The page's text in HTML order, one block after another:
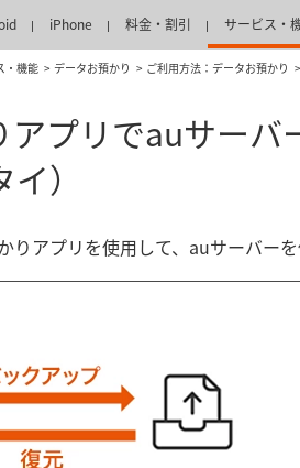
iPhone 料金・割引 サービス・
・機能 データお預かり ご利用方法：データお預かり
アプリでauサー
）
りアプリを使用して、auサーバー